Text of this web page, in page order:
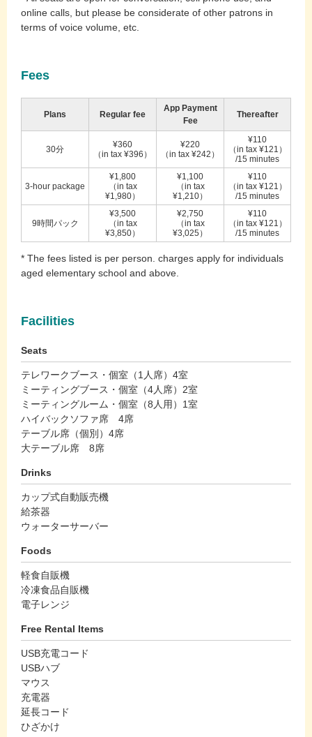
online calls, but please be considerate of other patrons in
terms of voice volume, etc.
Fees
Plans Regular fee
App Payment
Fee
Thereafter
30分
¥360
（in tax ¥396）
¥220
（in tax ¥242）
¥110
（in tax ¥121）
/15 minutes
3-hour package
¥1,800
（in tax
¥1,980）
¥1,100
（in tax
¥1,210）
¥110
（in tax ¥121）
/15 minutes
9時間パック
¥3,500
（in tax
¥3,850）
¥2,750
（in tax
¥3,025）
¥110
（in tax ¥121）
/15 minutes
* The fees listed is per person. charges apply for individuals
aged elementary school and above.
Facilities
Seats
テレワークブース・個室（1人席）4室
ミーティングブース・個室（4人席）2室
ミーティングルーム・個室（8人用）1室
ハイバックソファ席 4席
テーブル席（個別）4席
大テーブル席 8席
Drinks
カップ式自動販売機
給茶器
ウォーターサーバー
Foods
軽食自販機
冷凍食品自販機
電子レンジ
Free Rental Items
USB充電コード
USBハブ
マウス
充電器
延長コード
ひざかけ